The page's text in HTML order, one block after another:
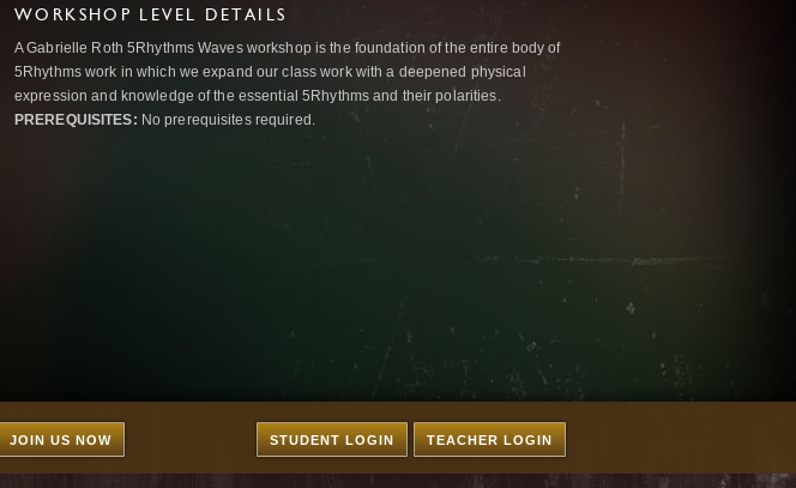
WORKSHOP LEVEL DETAILS
A Gabrielle Roth 5Rhythms Waves workshop is the foundation of the entire body of
5Rhythms work in which we expand our class work with a deepened physical
expression and knowledge of the essential 5Rhythms and their polarities.
PREREQUISITES: No prerequisites required.
JOIN US NOW TEACHER LOGIN
STUDENT LOGIN